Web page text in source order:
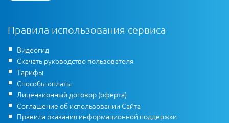
Правила использования сервиса
Видеогид
Скачать руководство пользователя
Тарифы
Способы оплаты
Лицензионный договор (оферта)
Соглашение об использовании Сайта
Правила оказания информационной поддержки